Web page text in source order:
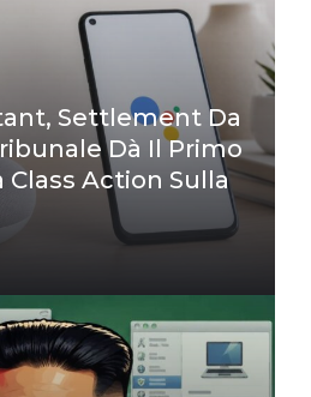
Settlement Da
Dà Il Primo
Class Action Sulla